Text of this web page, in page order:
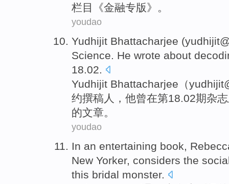
栏目
《金融专版》。
youdao
Yudhijit Bhattacharjee
Science. He wrote about
18.02.
Yudhijit Bhattacharjee（
约撰稿人 ， 他曾在第18.02期杂
的文章。
youdao
In an entertaining book,
New Yorker, considers the
this bridal monster.